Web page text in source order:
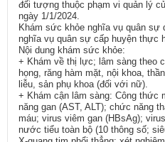
đối tượng thuộc phạm vi quản lý
ngày 1/1/2024.
Khám sức khỏe nghĩa vụ quân sự
nghĩa vụ quân sự cấp huyện thực
Nội dung khám sức khỏe:
+ Khám về thị lực; lâm sàng theo
họng, răng hàm mặt, nội khoa,
liễu, sản phụ khoa (đối với nữ).
+ Khám cận lâm sàng: Công thức
năng gan (AST, ALT); chức năng
máu; virus viêm gan (HBsAg);
nước tiểu toàn bộ (10 thông số;